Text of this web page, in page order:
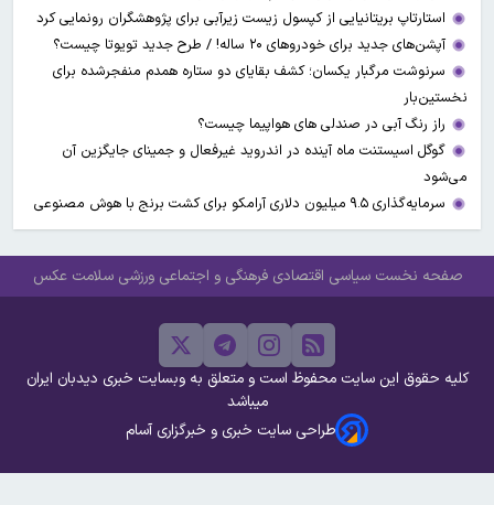
استارتاپ بریتانیایی از کپسول زیست زیرآبی برای پژوهشگران رونمایی کرد
آپشن‌های جدید برای خودروهای ۲۰ ساله! / طرح جدید تویوتا چیست؟
سرنوشت مرگبار یکسان؛ کشف بقایای دو ستاره همدم منفجرشده برای
نخستین‌بار
راز رنگ آبی در صندلی های هواپیما چیست؟
گوگل اسیستنت ماه آینده در اندروید غیرفعال و جمینای جایگزین آن
می‌شود
سرمایه‌گذاری ۹.۵ میلیون دلاری آرامکو برای کشت برنج با هوش مصنوعی
صفحه نخست سیاسی اقتصادی فرهنگی و اجتماعی ورزشی سلامت عکس
کلیه حقوق این سایت محفوظ است و متعلق به وبسایت خبری دیدبان ایران
میباشد
طراحی سایت خبری و خبرگزاری آسام